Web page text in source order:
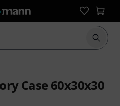
Börja
Case 60x30x30
från 48 kundbetyg